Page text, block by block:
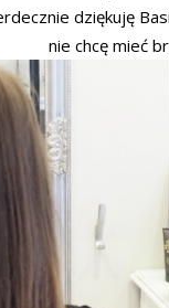
dziękuję
nie chcę mieć